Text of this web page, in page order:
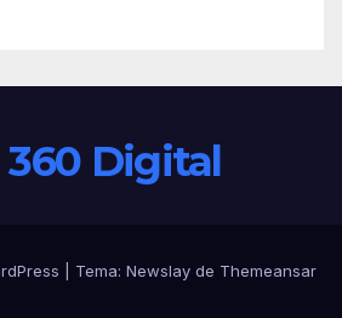
360 Digital
Tema: Newslayde Themeansar